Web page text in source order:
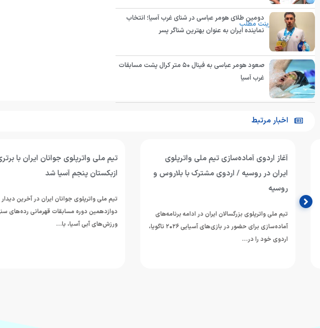
پرینت مطلب
دومین طلای هومر عباسی در شنای غرب آسیا؛ انتخاب
نماینده ایران به عنوان بهترین شناگر پسر
صعود هومر عباسی به فینال ۵۰ متر کرال پشت مسابقات
غرب آسیا
اخبار مرتبط
آغاز اردوی آماده‌سازی تیم ملی واترپلوی
ایران در روسیه / اردوی مشترک با بلاروس و
تیم ملی واترپلوی بزرگسالان ایران در ادامه برنامه‌های
آماده‌سازی برای حضور در بازی‌های آسیایی ۲۰۲۶ ناگویا،
اردوی خود را در…
تیم ملی واترپلوی جوانان ایران با برتری برابر
ازبکستان پنجم آسیا شد
تیم ملی واترپلوی جوانان ایران در آخرین دیدار خود از
دوازدهمین دوره مسابقات قهرمانی رده‌های سنی
ورزش‌های آبی آسیا، با…